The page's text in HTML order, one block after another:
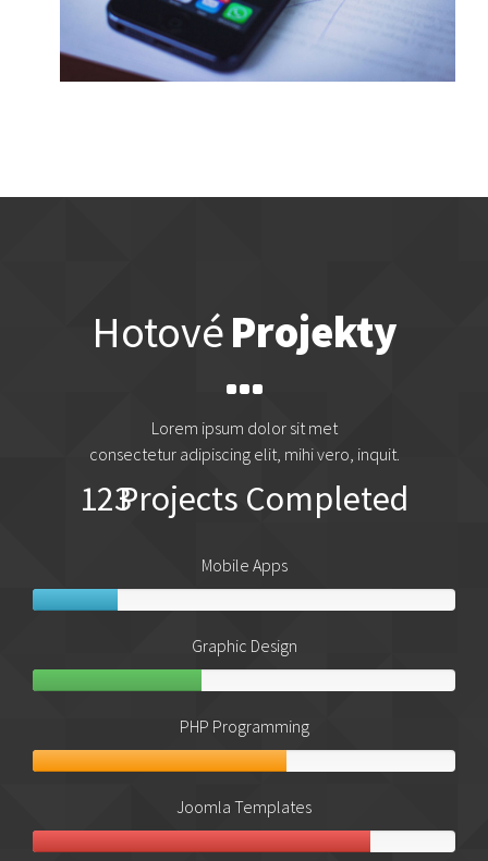
HotovéProjekty
Lorem ipsum dolor sit met
consectetur adipiscing elit, mihi vero, inquit.
123Projects Completed
Mobile Apps
Graphic Design
PHP Programming
Joomla Templates